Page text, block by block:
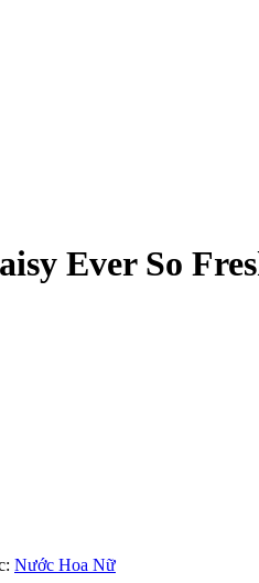
Ever So
Nước Hoa Nữ